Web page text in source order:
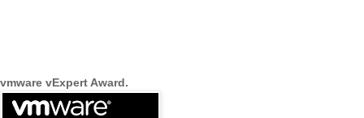
vmware vExpert Award.